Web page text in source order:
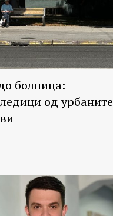
болница:
од урбаните